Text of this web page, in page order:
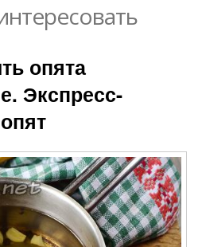
опята
Экспресс-